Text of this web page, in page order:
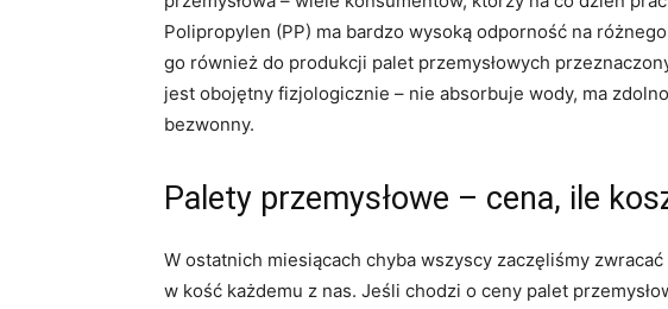
Polipropylen (PP) ma bardzo wysoką odporność na
go również do produkcji palet przemysłowych
jest obojętny fizjologicznie – nie absorbuje wody, ma
bezwonny.
Palety przemysłowe – cena, ile
W ostatnich miesiącach chyba wszyscy zaczęliśmy
w kość każdemu z nas. Jeśli chodzi o ceny palet